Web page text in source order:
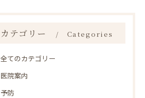
カテゴリー Categories
全てのカテゴリー
医院案内
予防